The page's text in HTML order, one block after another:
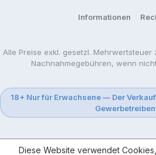
Informationen
Alle Preise exkl. gesetzl. Mehrwertsteuer
Nachnahmegebühren, wenn
18+ Nur für Erwachsene — Der
Diese Website verwendet